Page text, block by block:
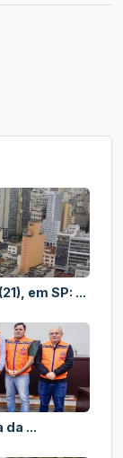
em SP: ...
da ...